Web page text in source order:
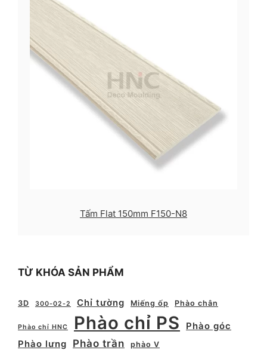
Tấm Flat 150mm F150-N8
TỪ KHÓA SẢN PHẨM
3D 300-02-2 Chỉ tường Miếng ốp Phào chân
Phào chỉ HNC Phào chỉ PS
Phào góc
Phào lưng
Phào trần phào V